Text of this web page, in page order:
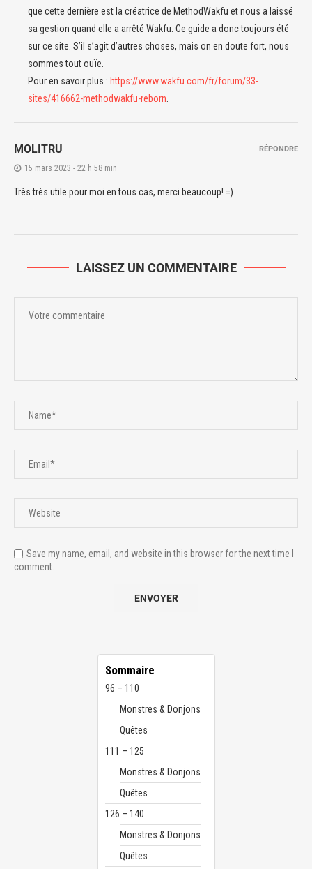
que cette dernière est la créatrice de MethodWakfu et nous a laissé
sa gestion quand elle a arrêté Wakfu. Ce guide a donc toujours été
sur ce site. S’il s’agit d’autres choses, mais on en doute fort, nous
sommes tout ouïe.
Pour en savoir plus : https://www.wakfu.com/fr/forum/33-
sites/416662-methodwakfu-reborn
MOLITRU
15 mars 2023 - 22 h 58 min
Très très utile pour moi en tous cas, merci beaucoup! =)
RÉPONDRE
LAISSEZ UN COMMENTAIRE
Save my name, email, and website in this browser for the next time I
comment.
Sommaire
96 – 110
Monstres & Donjons
Quêtes
111 – 125
Monstres & Donjons
Quêtes
126 – 140
Monstres & Donjons
Quêtes